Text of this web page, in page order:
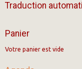
Traduction
Panier
Votre panier est vide